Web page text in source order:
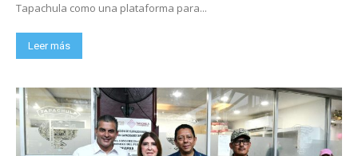
Tapachula como una plataforma para...
Leer más